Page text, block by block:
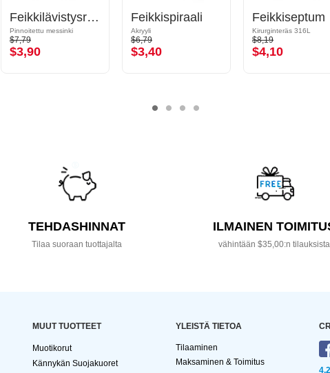
Feikkilävistysrengas
Pinnoitettu messinki
$7,79
$3,90
Feikkispiraali
Akryyli
$6,79
$3,40
Feikkiseptum
Kirurginteräs 316L
$8,19
$4,10
TEHDASHINNAT
Tilaa suoraan tuottajalta
ILMAINEN
vähintään $35,00:n tilauksista
MUUT TUOTTEET
Muotikorut
Kännykän Suojakuoret
YLEISTÄ TIETOA
Tilaaminen
Maksaminen & Toimitus